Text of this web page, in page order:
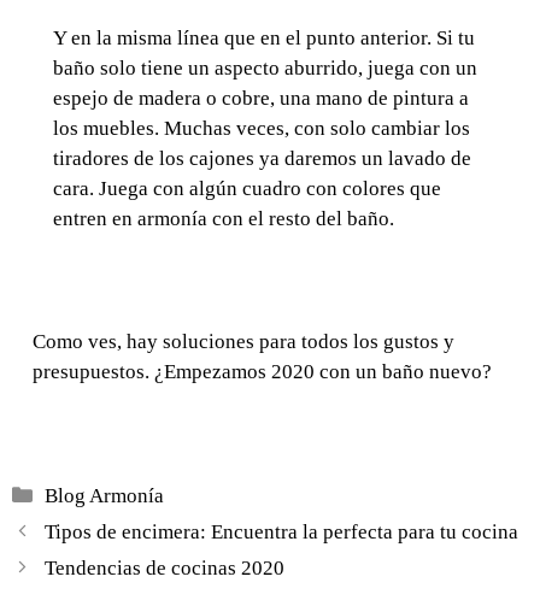
Y en la misma línea que en el punto anterior. Si tu
baño solo tiene un aspecto aburrido, juega con un
espejo de madera o cobre, una mano de pintura a
los muebles. Muchas veces, con solo cambiar los
tiradores de los cajones ya daremos un lavado de
cara. Juega con algún cuadro con colores que
entren en armonía con el resto del baño.
Como ves, hay soluciones para todos los gustos y
presupuestos. ¿Empezamos 2020 con un baño nuevo?
Categorías
Blog Armonía
Tipos de encimera: Encuentra la perfecta para tu cocina
Tendencias de cocinas 2020